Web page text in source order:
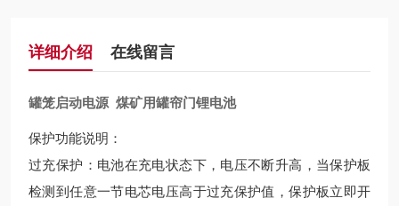
详细介绍 在线留言
罐笼启动电源 煤矿用罐帘门锂电池
保护功能说明：
过充保护：电池在充电状态下，电压不断升高，当保护板
检测到任意一节电芯电压高于过充保护值，保护板立即开